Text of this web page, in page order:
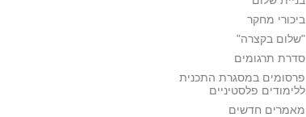
ביכורי מחקר
"שלום בקצרה"
סדרת תרגומים
פרסומים במסגרת התכנית
ללימודים פלסטיניים
מאמרים חדשים